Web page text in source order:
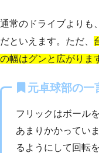
通常のドライブよりも
だといえます。ただ、
の幅はグンと広がりま
元卓球部の一
フリックはボール
あまりかかってい
るようにして回転